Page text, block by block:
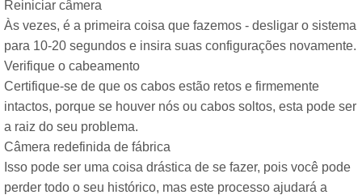
Reiniciar câmera
Às vezes, é a primeira coisa que fazemos - desligar o sistema
para 10-20 segundos e insira suas configurações novamente.
Verifique o cabeamento
Certifique-se de que os cabos estão retos e firmemente
intactos, porque se houver nós ou cabos soltos, esta pode ser
a raiz do seu problema.
Câmera redefinida de fábrica
Isso pode ser uma coisa drástica de se fazer, pois você pode
perder todo o seu histórico, mas este processo ajudará a